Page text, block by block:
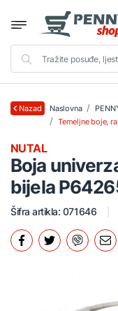
Nazad Naslovna
Temeljne boje,
Boja
bijela
NUTAL
Šifra artikla: 071646